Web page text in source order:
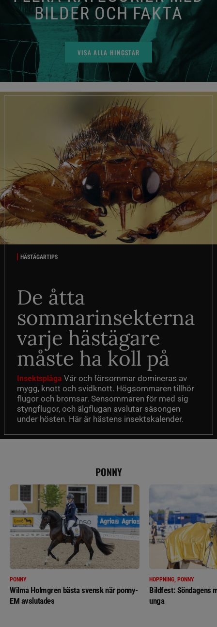
BILDER OCH FAKTA
VISA ALLA HINGSTAR
HÄSTÄGARTIPS
De åtta
sommarinsekterna
varje hästägare
måste ha koll på
Insektsplåga Vår och försommar domineras av
mygg, knott och svidknott. Högsommaren tillhör
flugor och bromsar. Sensommaren för med sig
styngflugor, och älgflugan avslutar säsongen
under hösten. Här är hästens insektskalender.
PONNY
PONNY
Wilma Holmgren bästa svensk när ponny-
EM avslutades
HOPPNING, PONNY
Bildfest: Söndagens
unga